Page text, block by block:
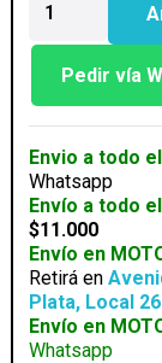
GIGABYTE
(LGA
1851)Pedir vía
Envio a todo
Whatsapp
Envío a todo el
$11.000
Envío en
Retirá en
Plata, Local
Envío en
Whatsapp